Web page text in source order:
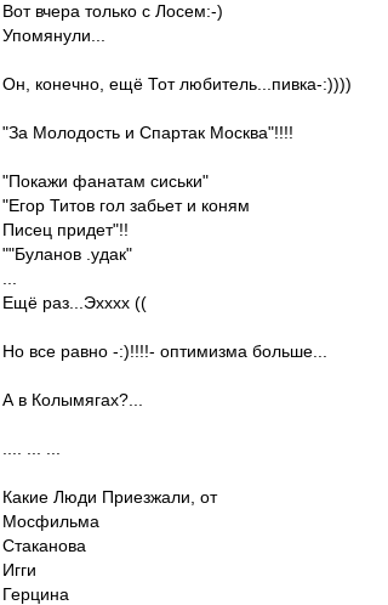
Вот вчера только с Лосем:-)
Упомянули...
Он, конечно, ещё Тот любитель...пивка-:))))
"За Молодость и Спартак Москва"!!!!
"Покажи фанатам сиськи"
"Егор Титов гол забьет и коням
Писец придет"!!
""Буланов .удак"
Ещё раз...Эхххх ((
Но все равно -:)!!!!- оптимизма больше...
А в Колымягах?...
Какие Люди Приезжали, от
Мосфильма
Стаканова
Игги
Герцина